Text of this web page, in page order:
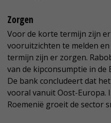
Zorgen
Voor de korte termijn zijn
vooruitzichten te melden
termijn zijn er zorgen.
van de kipconsumptie in de
De bank concludeert dat
vooral vanuit Oost-Europa.
Roemenië groeit de sector